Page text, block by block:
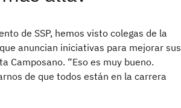
de SSP, hemos visto colegas de la
anuncian iniciativas para mejorar sus
Camposano. “Eso es muy bueno.
de que todos están en la carrera